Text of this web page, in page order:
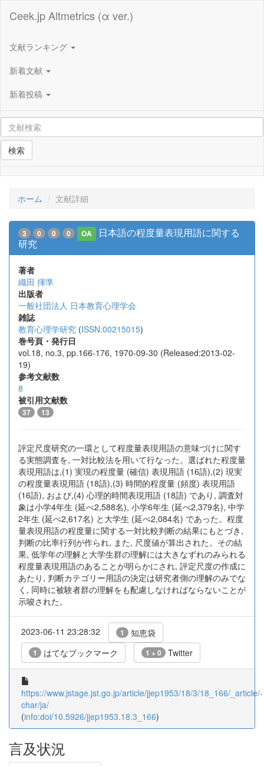
Ceek.jp Altmetrics (α ver.)
文献ランキング
新着文献
新着投稿
検索
ホーム 文献詳細
3 0 0 0 OA
日本語の程度量表現用語に関する
研究
著者
織田 揮準
出版者
一般社団法人 日本教育心理学会
雑誌
教育心理学研究 (ISSN:00215015)
巻号頁・発行日
vol.18, no.3, pp.166-176, 1970-09-30 (Released:2013-02-
19)
参考文献数
8
被引用文献数
37 13
評定尺度研究の一環として程度量表現用語の意味づけに関す
る実態調査を, 一対比較法を用いて行なった。選ばれた程度量
表現用語は,(1) 実現の程度量 (確信) 表現用語 (16語),(2) 現実
の程度量表現用語 (18語),(3) 時間的程度量 (頻度) 表現用語
(16語), および,(4) 心理的時間表現用語 (18語) であり, 調査対
象は小学4年生 (延べ2,588名), 小学6年生 (延べ2,379名), 中学
2年生 (延べ2,617名) と大学生 (延べ2,084名) であった。程度
量表現用語の程度量に関する一対比較判断の結果にもとづき,
判断の比率行列が作られ, また, 尺度値が算出された。その結
果, 低学年の理解と大学生群の理解には大きなずれのみられる
程度量表現用語のあることが明らかにされ, 評定尺度の作成に
あたり, 判断カテゴリー用語の決定は研究者側の理解のみでな
く, 同時に被験者群の理解をも配慮しなければならないことが
示唆された。
2023-06-11 23:28:32 1 知恵袋
1 はてなブックマーク 1 + 0 Twitter
https://www.jstage.jst.go.jp/article/jjep1953/18/3/18_166/_article/-
char/ja/
(info:doi/10.5926/jjep1953.18.3_166)
言及状況